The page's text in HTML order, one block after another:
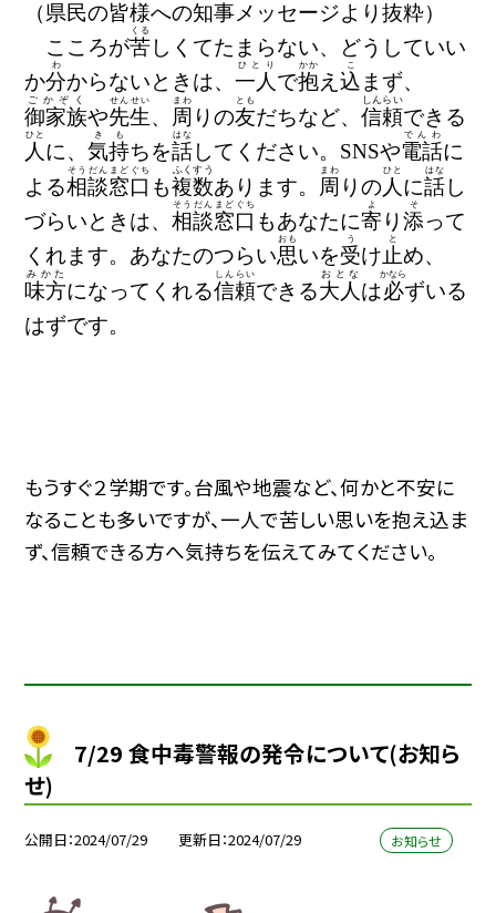
（県民の皆様への知事メッセージより抜粋）
こころが苦
くる
しくてたまらない、どうしていい
か分
わ
からないときは、一人
ひとり
で抱
かか
え込
こ
まず、
御家族
ごかぞく
や先生
せんせい
、 周
まわ
りの友
とも
だちなど、信頼
しんらい
できる
人
ひと
に、気
き
持
も
ちを話
はな
してください。 SNSや電話
でんわ
に
よる相談
そうだん
窓口
まどぐち
も複数
ふくすう
あります。 周
まわ
りの人
ひと
に話
はな
し
づらいときは、相談
そうだん
窓口
まどぐち
もあなたに寄
よ
り添
そ
って
くれます。あなたのつらい思
おも
いを受
う
け 止
と
め、
味方
みかた
になってくれる信頼
しんらい
できる大人
おとな
は必
かなら
ずいる
はずです。
もうすぐ２学期です。台風や地震など、何かと不安に
なることも多いですが、一人で苦しい思いを抱え込ま
ず、信頼できる方へ気持ちを伝えてみてください。
7/29 食中毒警報の発令について(お知ら
せ)
公開日 2024/07/29 更新日 2024/07/29 お知らせ